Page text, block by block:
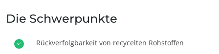
Über uns
Karriere
Kanada (Französisch)
Mexiko (Spanisch)
Die Schwerpunkte
Rückverfolgbarkeit von recycelten Rohstoffen